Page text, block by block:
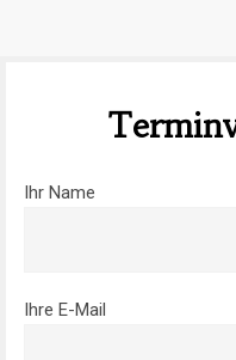
Ihr Name
Ihre E-Mail